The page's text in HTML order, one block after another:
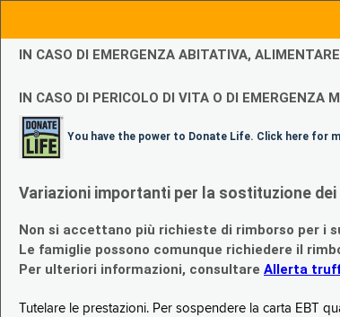
IN CASO DI EMERGENZA ABITATIVA,
IN CASO DI PERICOLO DI VITA O DI EMERGENZA
You have the power to Donate Life. Click here for
Variazioni importanti per la sostituzione
Non si accettano più richieste di rimborso per i
Le famiglie possono comunque richiedere il
Per ulteriori informazioni, consultare Allerta
Tutelare le prestazioni. Per sospendere la carta EBT